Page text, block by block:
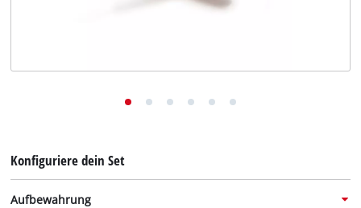
Konfiguriere dein Set
Aufbewahrung